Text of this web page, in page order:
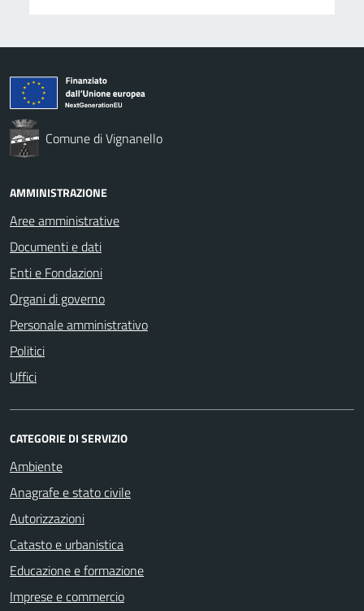
Comune di Vignanello
AMMINISTRAZIONE
Aree amministrative
Documenti e dati
Enti e Fondazioni
Organi di governo
Personale amministrativo
Politici
Uffici
CATEGORIE DI SERVIZIO
Ambiente
Anagrafe e stato civile
Autorizzazioni
Catasto e urbanistica
Educazione e formazione
Imprese e commercio